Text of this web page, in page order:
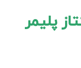
پلیمر